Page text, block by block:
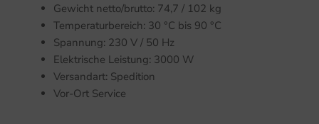
Gewicht netto/brutto: 74,7 / 102 kg
Temperaturbereich: 30 °C bis 90 °C
Spannung: 230 V / 50 Hz
Elektrische Leistung: 3000 W
Versandart: Spedition
Vor-Ort Service